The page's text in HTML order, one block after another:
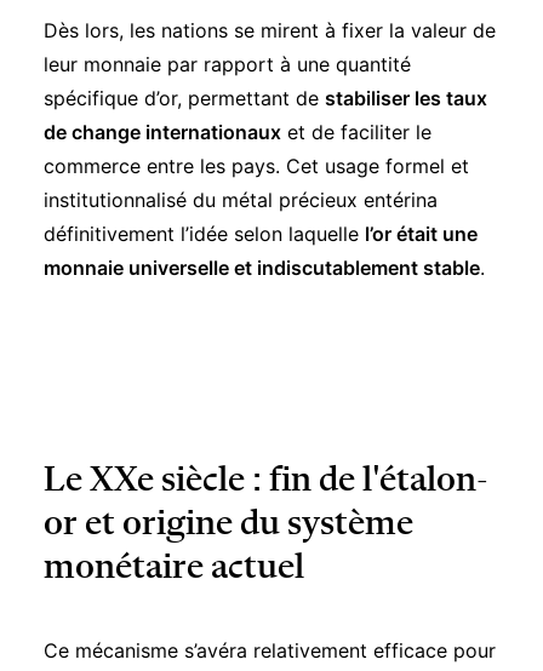
Dès lors, les nations se mirent à fixer la valeur de
leur monnaie par rapport à une quantité
spécifique d’or, permettant de stabiliser les taux
de change internationaux et de faciliter le
commerce entre les pays. Cet usage formel et
institutionnalisé du métal précieux entérina
définitivement l’idée selon laquelle l’or était une
monnaie universelle et indiscutablement stable.
Le XXe siècle : fin de l'étalon-
or et origine du système
monétaire actuel
Ce mécanisme s’avéra relativement efficace pour